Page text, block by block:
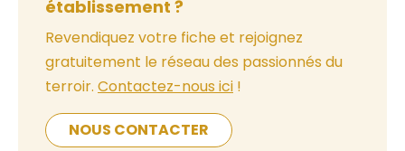
établissement ?
Revendiquez votre fiche et rejoignez
gratuitement le réseau des passionnés du
terroir. Contactez-nous ici !
NOUS CONTACTER